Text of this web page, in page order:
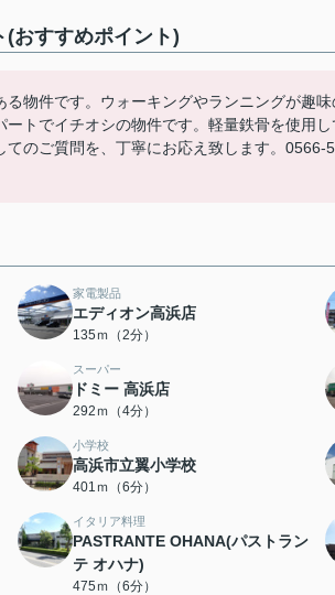
おすすめポイント)
物件です。ウォーキングやランニングが趣
トでイチオシの物件です。軽量鉄骨を使用
てのご質問を、丁寧にお応え致します。
家電製品
エディオン高浜店
135ｍ（2分）
スーパー
ドミー 高浜店
292ｍ（4分）
小学校
高浜市立翼小学校
401ｍ（6分）
イタリア料理
PASTRANTE OHANA(パストラン
テ オハナ)
475ｍ（6分）